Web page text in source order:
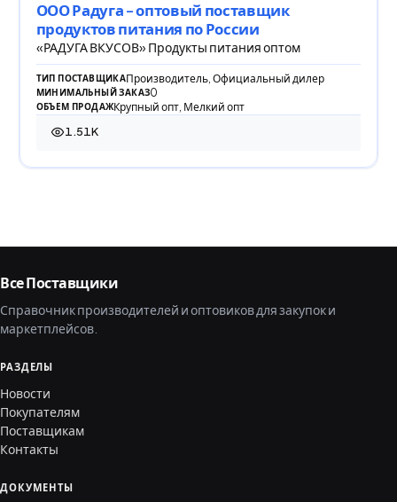
ООО Радуга - оптовый поставщик
продуктов питания по России
«РАДУГА ВКУСОВ» ​Продукты питания оптом
ТИП ПОСТАВЩИКАПроизводитель, Официальный дилер
МИНИМАЛЬНЫЙ ЗАКАЗ0
ОБЪЕМ ПРОДАЖКрупный опт, Мелкий опт
1.51K
1 505 просмотров
Все Поставщики
Справочник производителей и оптовиков для закупок и
маркетплейсов.
РАЗДЕЛЫ
Новости
Покупателям
Поставщикам
Контакты
ДОКУМЕНТЫ